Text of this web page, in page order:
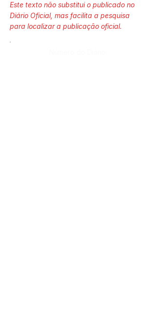
Este texto não substitui o publicado no
Diário Oficial, mas facilita a pesquisa
para localizar a publicação oficial.